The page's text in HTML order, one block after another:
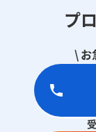
プ
\ お